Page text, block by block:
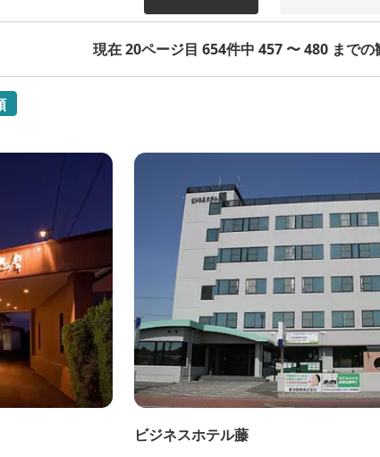
現在 20ページ目 654件中 457 〜 480 まで
ビジネスホテル藤